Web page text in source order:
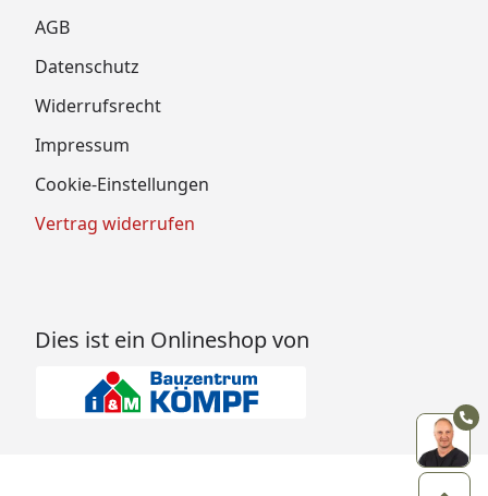
AGB
Datenschutz
Widerrufsrecht
Impressum
Cookie-Einstellungen
Vertrag widerrufen
Dies ist ein Onlineshop von